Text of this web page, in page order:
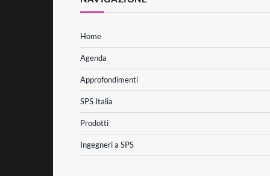
Home
Agenda
Approfondimenti
SPS Italia
Prodotti
Ingegneri a SPS